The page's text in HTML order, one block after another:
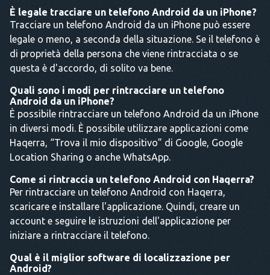
È legale tracciare un telefono Android da un iPhone?
Tracciare un telefono Android da un iPhone può essere
legale o meno, a seconda della situazione. Se il telefono è
di proprietà della persona che viene rintracciata o se
questa è d'accordo, di solito va bene.
Quali sono i modi per rintracciare un telefono
Android da un iPhone?
È possibile rintracciare un telefono Android da un iPhone
in diversi modi. È possibile utilizzare applicazioni come
Haqerra, “Trova il mio dispositivo” di Google, Google
Location Sharing o anche WhatsApp.
Come si rintraccia un telefono Android con Haqerra?
Per rintracciare un telefono Android con Haqerra,
scaricare e installare l'applicazione. Quindi, creare un
account e seguire le istruzioni dell'applicazione per
iniziare a rintracciare il telefono.
Qual è il miglior software di localizzazione per
Android?